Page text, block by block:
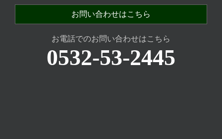
お問い合わせはこちら
お電話でのお問い合わせはこちら
0532-53-2445